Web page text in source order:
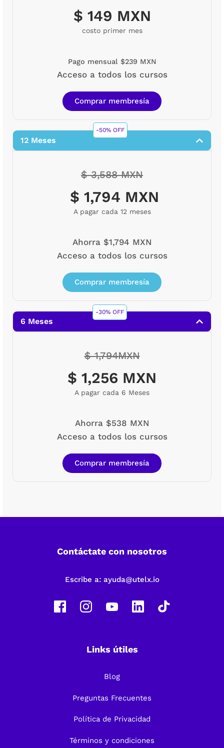
$ 149 MXN
costo primer mes
Pago mensual $239 MXN
Acceso a todos los cursos
Comprar membresía
-50% OFF
12 Meses
$ 3,588 MXN
$ 1,794 MXN
A pagar cada 12 meses
Ahorra $1,794 MXN
Acceso a todos los cursos
Comprar membresía
-30% OFF
6 Meses
$ 1,794MXN
$ 1,256 MXN
A pagar cada 6 Meses
Ahorra $538 MXN
Acceso a todos los cursos
Comprar membresía
Contáctate con nosotros
Escribe a: ayuda@utelx.io
Links útiles
Blog
Preguntas Frecuentes
Política de Privacidad
Términos y condiciones